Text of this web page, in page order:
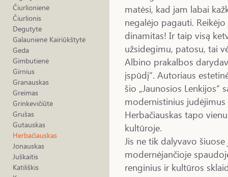
Čiurlionienė
Čiurlionis
Degutytė
Galaunienė Kairiūkštytė
Geda
Gimbutienė
Girnius
Granauskas
Greimas
Grinkevičiūtė
Grušas
Gutauskas
Herbačiauskas
Jonauskas
Juškaitis
Katiliškis
matėsi, kad jam labai
negalėjo pagauti.
dinamitas! Ir taip visą
užsidegimu, patosu, tai
Albino prakalbos
įspūdį“. Autoriaus
šio „Jaunosios Lenkijos“
modernistinius
Herbačiauskas tapo
kultūroje.
Jis ne tik dalyvavo
modernėjančioje
renginius ir kultūros